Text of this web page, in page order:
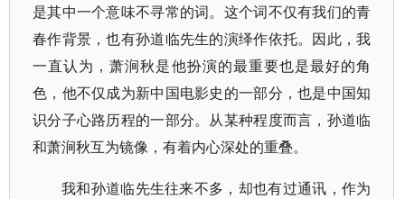
是其中一个意味不寻常的词。这个词不仅有我们的青
春作背景，也有孙道临先生的演绎作依托。因此，我
一直认为，萧涧秋是他扮演的最重要也是最好的角
色，他不仅成为新中国电影史的一部分，也是中国知
识分子心路历程的一部分。从某种程度而言，孙道临
和萧涧秋互为镜像，有着内心深处的重叠。
我和孙道临先生往来不多，却也有过通讯，作为